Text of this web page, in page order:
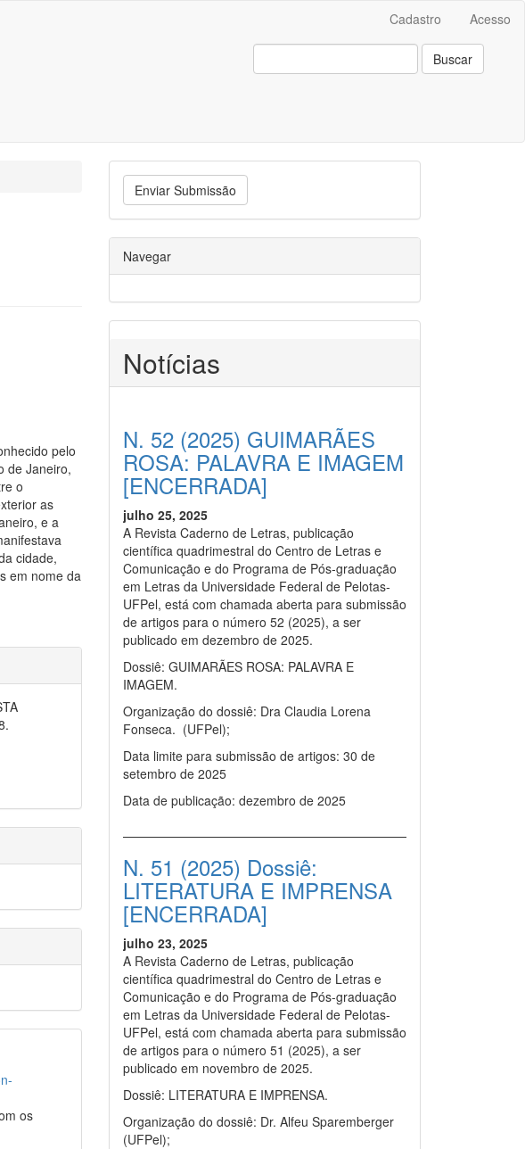
Cadastro Acesso
Buscar
pelo
de Janeiro,
o
as
e a
cidade,
em nome da
os
Enviar Submissão
Navegar
Notícias
N. 52 (2025) GUIMARÃES
ROSA: PALAVRA E IMAGEM
[ENCERRADA]
julho 25, 2025
A Revista Caderno de Letras, publicação
científica quadrimestral do Centro de Letras e
Comunicação e do Programa de Pós-graduação
em Letras da Universidade Federal de Pelotas-
UFPel, está com chamada aberta para submissão
de artigos para o número 52 (2025), a ser
publicado em dezembro de 2025.
Dossiê: GUIMARÃES ROSA: PALAVRA E
IMAGEM.
Organização do dossiê: Dra Claudia Lorena
Fonseca. (UFPel);
Data limite para submissão de artigos: 30 de
setembro de 2025
Data de publicação: dezembro de 2025
N. 51 (2025) Dossiê:
LITERATURA E IMPRENSA
[ENCERRADA]
julho 23, 2025
A Revista Caderno de Letras, publicação
científica quadrimestral do Centro de Letras e
Comunicação e do Programa de Pós-graduação
em Letras da Universidade Federal de Pelotas-
UFPel, está com chamada aberta para submissão
de artigos para o número 51 (2025), a ser
publicado em novembro de 2025.
Dossiê: LITERATURA E IMPRENSA.
Organização do dossiê: Dr. Alfeu Sparemberger
(UFPel);